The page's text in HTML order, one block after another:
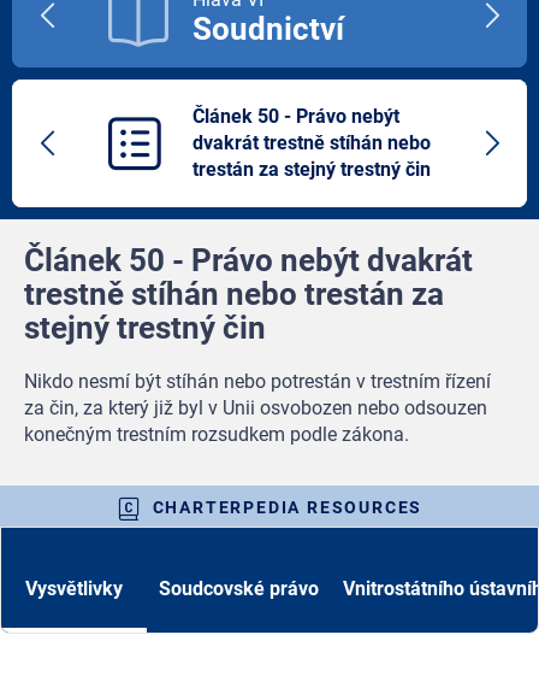
Soudnictví
Previous
Článek 50 - Právo nebýt
dvakrát trestně stíhán nebo
trestán za stejný trestný čin
Článek 50 - Právo nebýt dvakrát
trestně stíhán nebo trestán za
stejný trestný čin
Nikdo nesmí být stíhán nebo potrestán v trestním řízení
za čin, za který již byl v Unii osvobozen nebo odsouzen
konečným trestním rozsudkem podle zákona.
CHARTERPEDIA RESOURCES
Vysvětlivky Soudcovské právo Vnitrostátního